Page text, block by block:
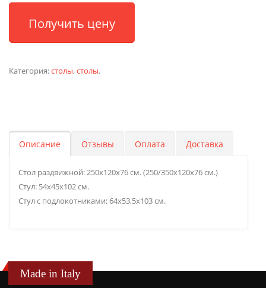
Получить цену
Категория:столы,столы.
Описание Отзывы Оплата Доставка
Стол раздвижной: 250х120x76 см. (250/350х120х76 см.)
Стул: 54х45х102 см.
Стул с подлокотниками: 64х53,5х103 см.
Made in Italy